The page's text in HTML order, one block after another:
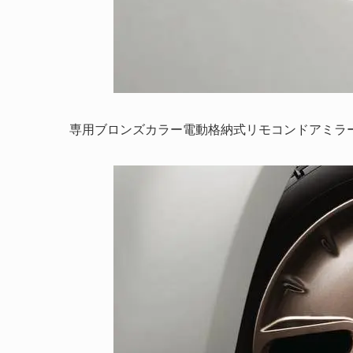
専用ブロンズカラー電動格納式リモコンドアミラ